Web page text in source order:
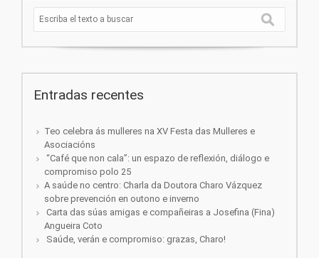
Entradas recentes
Teo celebra ás mulleres na XV Festa das Mulleres e
Asociacións
“Café que non cala”: un espazo de reflexión, diálogo e
compromiso polo 25
A saúde no centro: Charla da Doutora Charo Vázquez
sobre prevención en outono e inverno
Carta das súas amigas e compañeiras a Josefina (Fina)
Angueira Coto
Saúde, verán e compromiso: grazas, Charo!